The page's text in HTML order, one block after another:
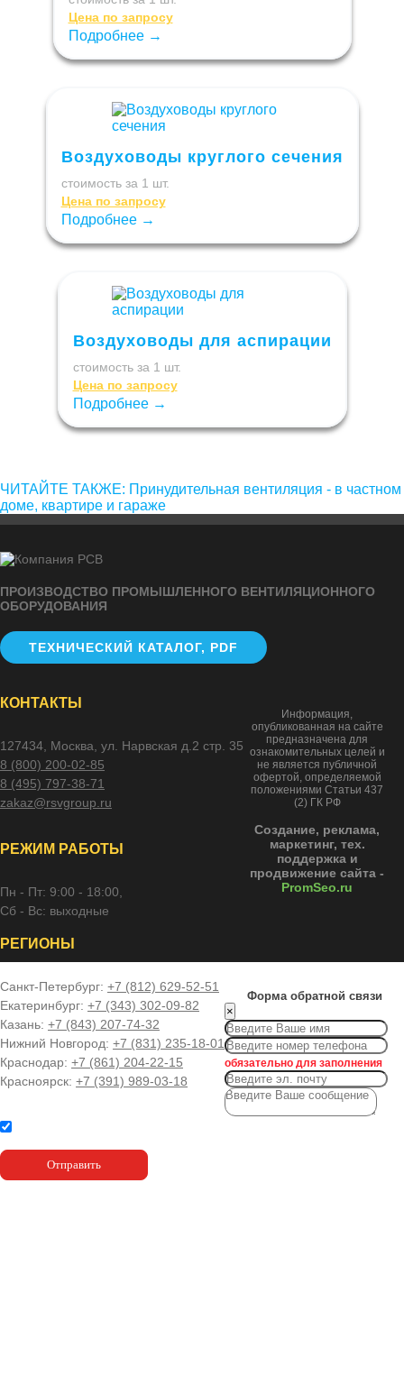
Цена по запросу
Подробнее →
Воздуховоды круглого сечения
стоимость за 1 шт.
Цена по запросу
Подробнее →
Воздуховоды для аспирации
стоимость за 1 шт.
Цена по запросу
Подробнее →
ЧИТАЙТЕ ТАКЖЕ: Принудительная вентиляция - в частном
доме, квартире и гараже
ПРОИЗВОДСТВО ПРОМЫШЛЕННОГО ВЕНТИЛЯЦИОННОГО
ОБОРУДОВАНИЯ
ТЕХНИЧЕСКИЙ КАТАЛОГ, PDF
КОНТАКТЫ
127434, Москва, ул. Нарвская д.2 стр. 35
8 (800) 200-02-85
8 (495) 797-38-71
zakaz@rsvgroup.ru
РЕЖИМ РАБОТЫ
Пн - Пт: 9:00 - 18:00,
Сб - Вс: выходные
РЕГИОНЫ
Санкт-Петербург: +7 (812) 629-52-51
Екатеринбург: +7 (343) 302-09-82
Казань: +7 (843) 207-74-32
Нижний Новгород: +7 (831) 235-18-01
Краснодар: +7 (861) 204-22-15
Красноярск: +7 (391) 989-03-18
Информация,
опубликованная на сайте
предназначена для
ознакомительных целей и
не является публичной
офертой, определяемой
положениями Статьи 437
(2) ГК РФ
Создание, реклама,
маркетинг, тех.
поддержка и
продвижение сайта -
PromSeo.ru
Форма обратной связи
×
обязательно для заполнения
Отправить